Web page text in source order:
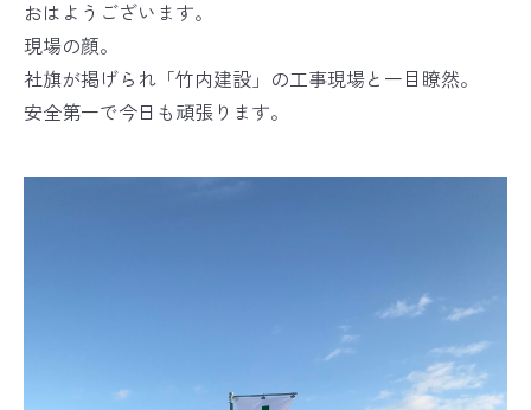
おはようございます。
現場の顔。
社旗が掲げられ「竹内建設」の工事現場と一目瞭然。
安全第一で今日も頑張ります。